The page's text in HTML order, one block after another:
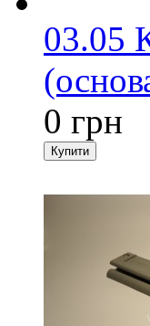
03.05
0 грн